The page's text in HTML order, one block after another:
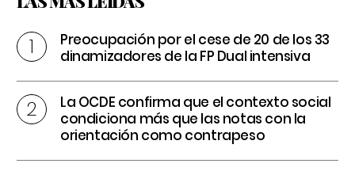
Preocupación por el cese de 20 de los 33
dinamizadores de la FP Dual intensiva
La OCDE confirma que el contexto social
condiciona más que las notas con la
orientación como contrapeso